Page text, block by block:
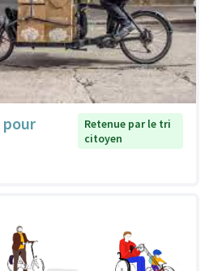
pour
Retenue par le tri
citoyen